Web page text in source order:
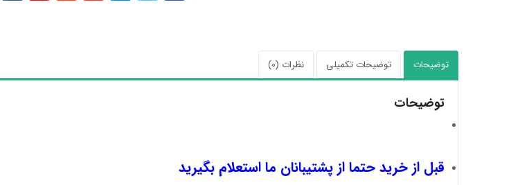
توضیحات توضیحات تکمیلی نظرات (0)
توضیحات
قبل از خرید حتما از پشتیبانان ما استعلام بگیرید